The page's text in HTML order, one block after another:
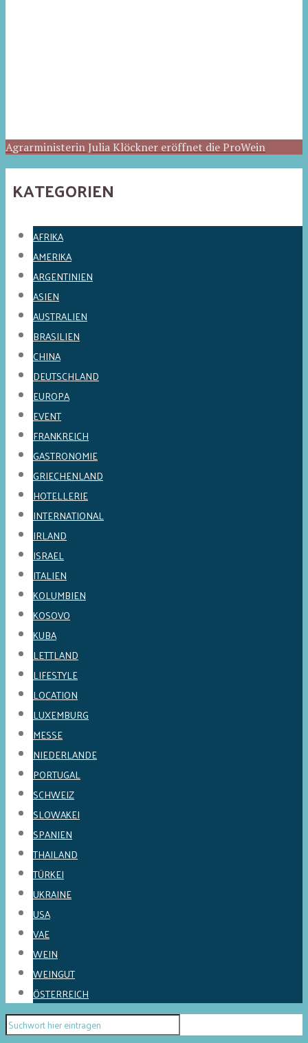
Agrarministerin Julia Klöckner eröffnet die ProWein
KATEGORIEN
AFRIKA
AMERIKA
ARGENTINIEN
ASIEN
AUSTRALIEN
BRASILIEN
CHINA
DEUTSCHLAND
EUROPA
EVENT
FRANKREICH
GASTRONOMIE
GRIECHENLAND
HOTELLERIE
INTERNATIONAL
IRLAND
ISRAEL
ITALIEN
KOLUMBIEN
KOSOVO
KUBA
LETTLAND
LIFESTYLE
LOCATION
LUXEMBURG
MESSE
NIEDERLANDE
PORTUGAL
SCHWEIZ
SLOWAKEI
SPANIEN
THAILAND
TÜRKEI
UKRAINE
USA
VAE
WEIN
WEINGUT
ÖSTERREICH